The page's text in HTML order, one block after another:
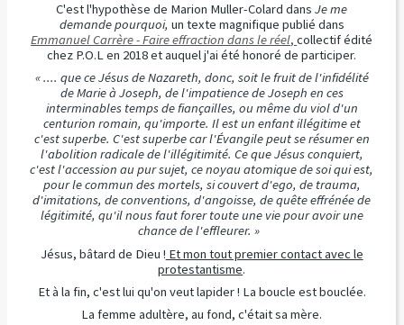
C'est l'hypothèse de Marion Muller-Colard dansJe me
demande pourquoi, un texte magnifique publié dans
Emmanuel Carrère - Faire effraction dans le réel,collectif édité
chez P.O.L en 2018 et auquel j'ai été honoré de participer.
« .... que ce Jésus de Nazareth, donc, soit le fruit de l'infidélité
de Marie à Joseph, de l'impatience de Joseph en ces
interminables temps de fiançailles, ou même du viol d'un
centurion romain, qu'importe. Il est un enfant illégitime et
c'est superbe. C'est superbe car l'Évangile peut se résumer en
l'abolition radicale de l'illégitimité. Ce que Jésus conquiert,
c'est l'accession au pur sujet, ce noyau atomique de soi qui est,
pour le commun des mortels, si couvert d'ego, de trauma,
d'imitations, de conventions, d'angoisse, de quête effrénée de
légitimité, qu'il nous faut forer toute une vie pour avoir une
chance de l'effleurer. »
Jésus, bâtard de Dieu ! Et mon tout premier contact avec le
protestantisme.
Et à la fin, c'est lui qu'on veut lapider ! La boucle est bouclée.
La femme adultère, au fond, c'était sa mère.